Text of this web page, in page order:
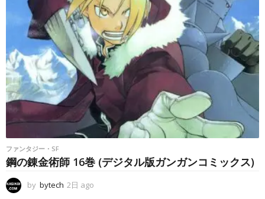
ファンタジー・SF
鋼の錬金術師 16巻 (デジタル版ガンガンコミックス)
by bytech 2日 ago